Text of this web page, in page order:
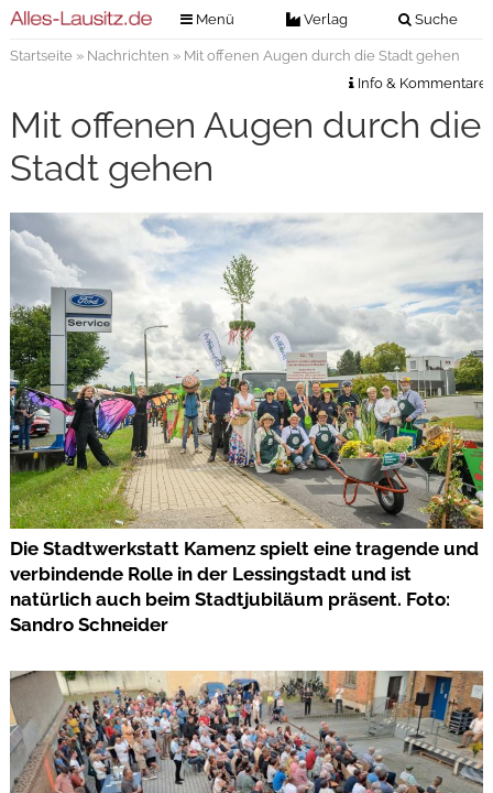
Menü Verlag Suche
Verlag
Kontakt
Impressum
Nachrichten
Veranstaltungstickets
Anzeigensuche
Digitale Ausgaben
Startseite» Nachrichten » Mit offenen Augen durch die Stadt gehen
Info & Kommentare
Mit offenen Augen durch die
Stadt gehen
Die Stadtwerkstatt Kamenz spielt eine tragende und
verbindende Rolle in der Lessingstadt und ist
natürlich auch beim Stadtjubiläum präsent. Foto:
Sandro Schneider